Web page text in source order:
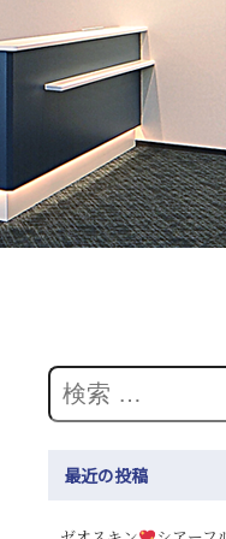
最近の投稿